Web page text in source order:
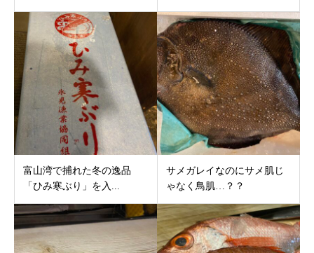
富山湾で捕れた冬の逸品
「ひみ寒ぶり」を入...
サメガレイなのにサメ肌じ
ゃなく鳥肌…？？